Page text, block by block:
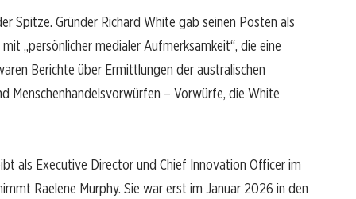
Spitze. Gründer Richard White gab seinen Posten als
„persönlicher medialer Aufmerksamkeit“, die eine
Berichte über Ermittlungen der australischen
Menschenhandelsvorwürfen – Vorwürfe, die White
als Executive Director und Chief Innovation Officer im
Raelene Murphy. Sie war erst im Januar 2026 in den